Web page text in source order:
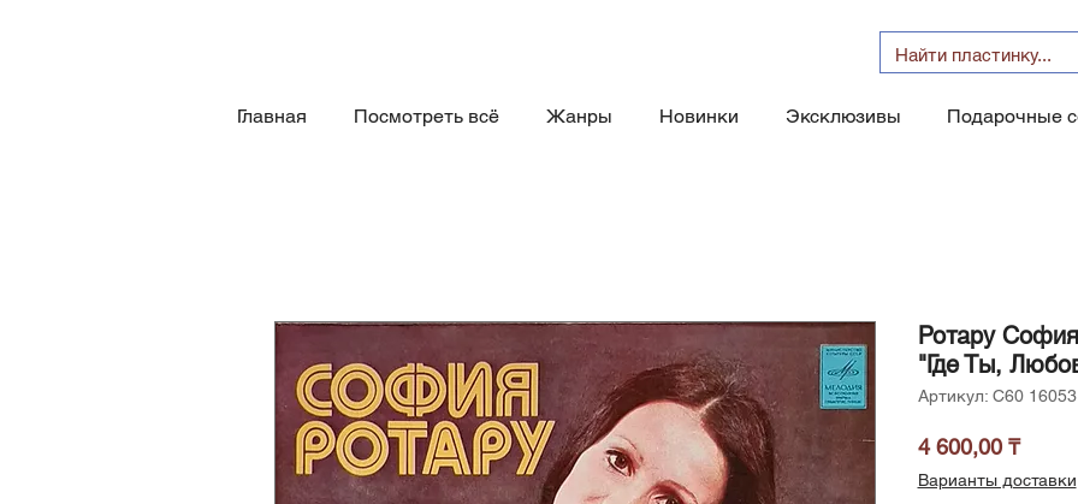
Главная Посмотреть всё Жанры Новинки Эксклюзивы Подарочные
Ротару
"Где Ты,
Артикул: С60
4 600,00 ₸Цена
Варианты доставки